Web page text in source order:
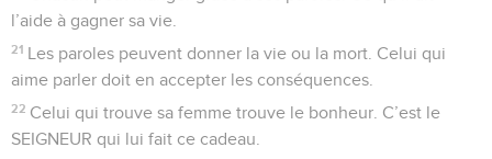
l’aide à gagner sa vie.
21 Les paroles peuvent donner la vie ou la mort. Celui qui
aime parler doit en accepter les conséquences.
22 Celui qui trouve sa femme trouve le bonheur. C’est le
SEIGNEUR qui lui fait ce cadeau.